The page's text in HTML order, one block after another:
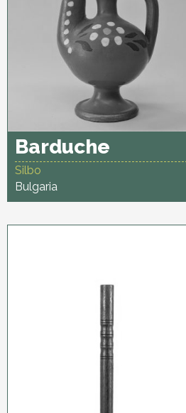
Barduche
Silbo
Bulgaria